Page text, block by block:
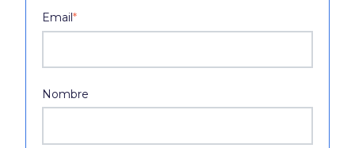
Email *
Nombre